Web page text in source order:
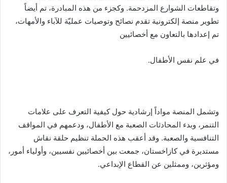
وتقاطعات الشوارع المزدحمة. وكجزء من هذه المبادرة، تم أيضاً
تطوير منصة إلكترونية تقدم نصائح وتوصيات عمليّة للآباء والأمهات،
تم إعدادها بالتعاون مع أخصائيين
في علم نفس الأطفال.
وتشمل المنصة مواداً إرشادية حول كيفية التعرف على علامات
التنمر، وبدء المحادثات الصعبة مع الأطفال، ودعمهم في المواقف
التنافسية والصعبة. وقد أعقب هذه الحملة تنظيم حلقة نقاش
مستديرة في كازاخستان، جمعت بين أخصائيين نفسيين، وأولياء أمور،
ومؤثرين، وممثلين عن القطاع الإبداعي.